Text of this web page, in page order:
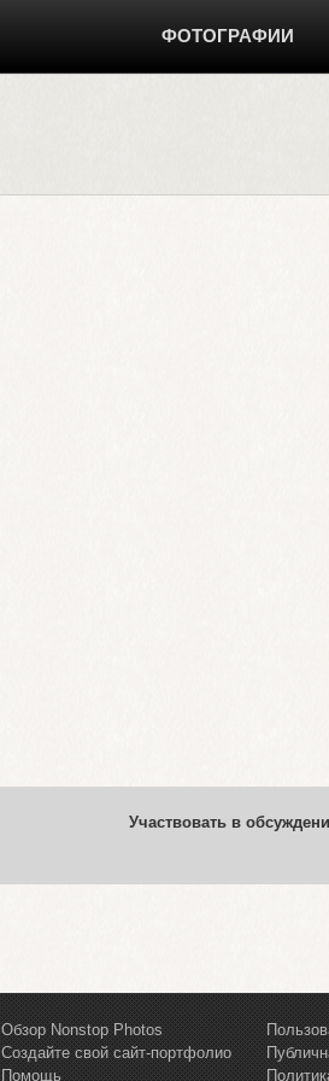
ФОТОГРАФИИ
Участвовать в
Обзор Nonstop Photos
Создайте свой сайт-портфолио
Помощь